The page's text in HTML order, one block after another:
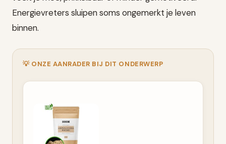
Energievreters sluipen soms ongemerkt je leven
binnen.
💡 ONZE AANRADER BIJ DIT ONDERWERP